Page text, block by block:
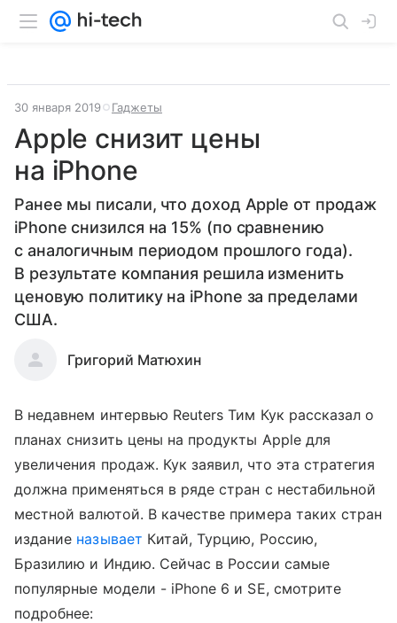
30 января 2019 Гаджеты
Apple снизит цены
на iPhone
Ранее мы писали, что доход Apple от продаж
iPhone снизился на 15% (по сравнению
с аналогичным периодом прошлого года).
В результате компания решила изменить
ценовую политику на iPhone за пределами
США.
Григорий Матюхин
В недавнем интервью Reuters Тим Кук рассказал о
планах снизить цены на продукты Apple для
увеличения продаж. Кук заявил, что эта стратегия
должна применяться в ряде стран с нестабильной
местной валютой. В качестве примера таких стран
издание называет Китай, Турцию, Россию,
Бразилию и Индию. Сейчас в России самые
популярные модели - iPhone 6 и SE, смотрите
подробнее: